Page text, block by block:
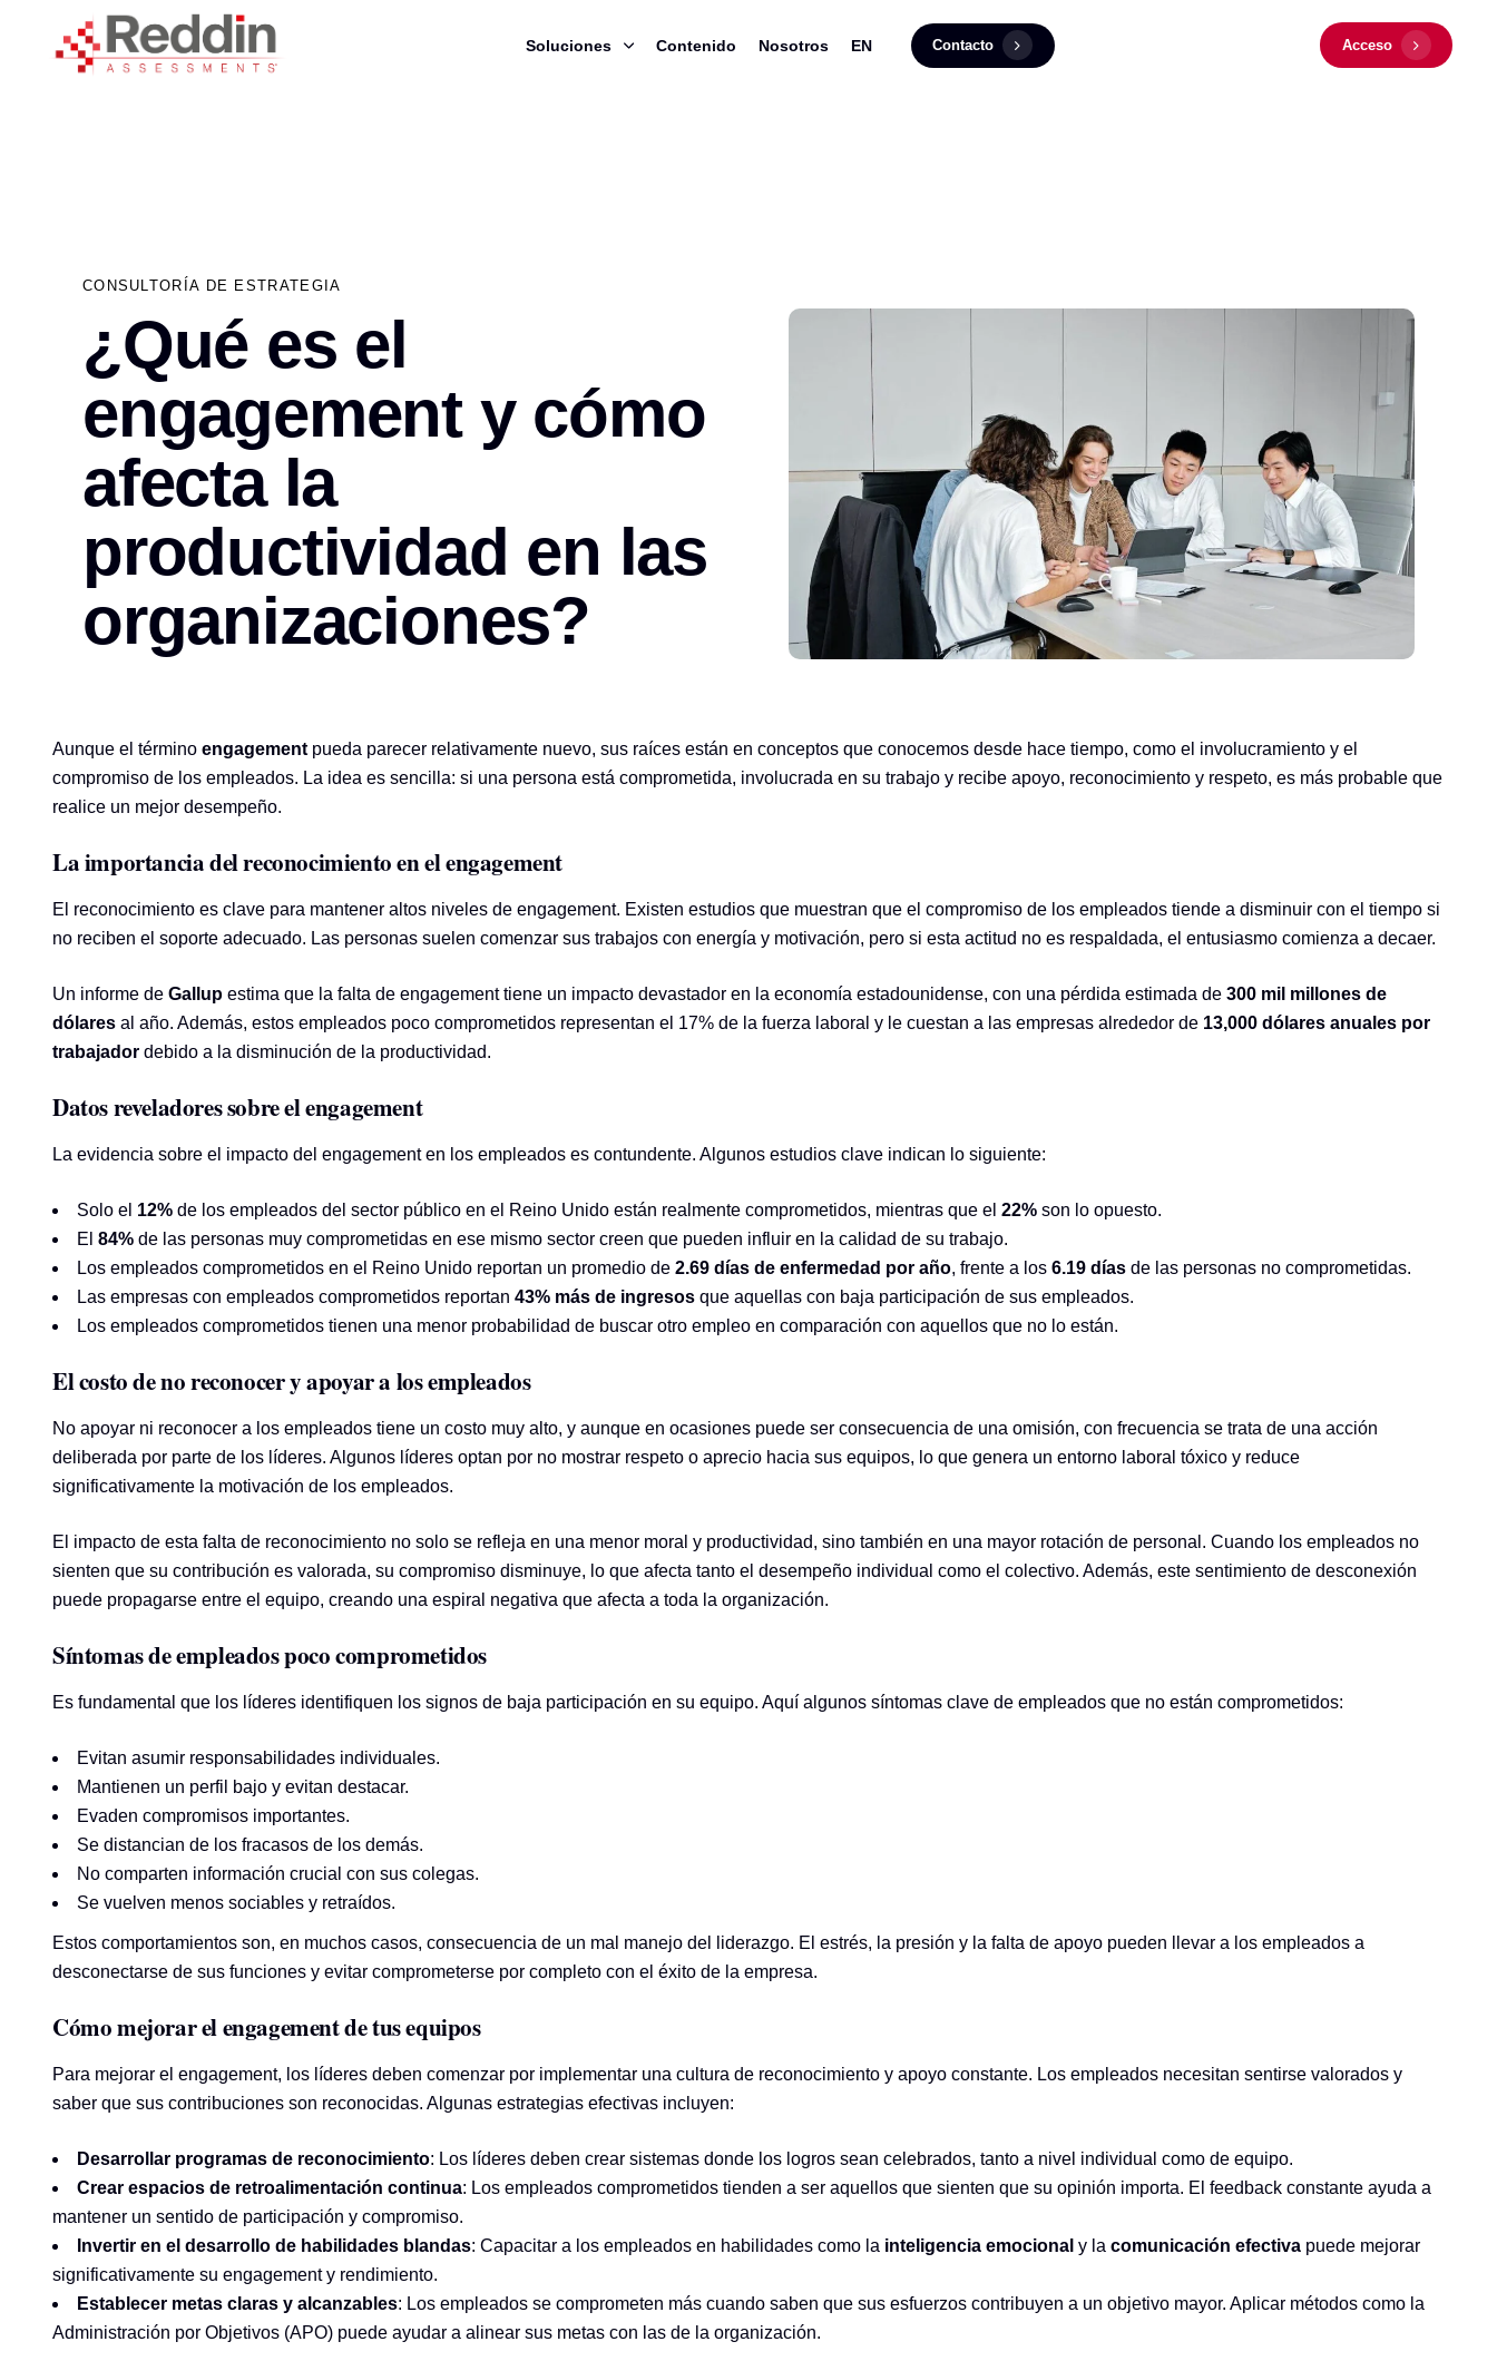
navigation
Soluciones Contenido Nosotros EN Contacto Acceso
CONSULTORÍA DE ESTRATEGIA
¿Qué es el
engagement y cómo
afecta la
productividad en las
organizaciones?
Aunque el término engagement pueda parecer relativamente nuevo, sus raíces están en conceptos que conocemos desde hace tiempo, como el involucramiento y el
compromiso de los empleados. La idea es sencilla: si una persona está comprometida, involucrada en su trabajo y recibe apoyo, reconocimiento y respeto, es más probable que
realice un mejor desempeño.
La importancia del reconocimiento en el engagement
El reconocimiento es clave para mantener altos niveles de engagement. Existen estudios que muestran que el compromiso de los empleados tiende a disminuir con el tiempo si
no reciben el soporte adecuado. Las personas suelen comenzar sus trabajos con energía y motivación, pero si esta actitud no es respaldada, el entusiasmo comienza a decaer.
Un informe de Gallup estima que la falta de engagement tiene un impacto devastador en la economía estadounidense, con una pérdida estimada de 300 mil millones de
dólares al año. Además, estos empleados poco comprometidos representan el 17% de la fuerza laboral y le cuestan a las empresas alrededor de 13,000 dólares anuales por
trabajador debido a la disminución de la productividad.
Datos reveladores sobre el engagement
La evidencia sobre el impacto del engagement en los empleados es contundente. Algunos estudios clave indican lo siguiente:
Solo el 12% de los empleados del sector público en el Reino Unido están realmente comprometidos, mientras que el 22% son lo opuesto.
El 84% de las personas muy comprometidas en ese mismo sector creen que pueden influir en la calidad de su trabajo.
Los empleados comprometidos en el Reino Unido reportan un promedio de 2.69 días de enfermedad por año, frente a los 6.19 días de las personas no comprometidas.
Las empresas con empleados comprometidos reportan 43% más de ingresos que aquellas con baja participación de sus empleados.
Los empleados comprometidos tienen una menor probabilidad de buscar otro empleo en comparación con aquellos que no lo están.
El costo de no reconocer y apoyar a los empleados
No apoyar ni reconocer a los empleados tiene un costo muy alto, y aunque en ocasiones puede ser consecuencia de una omisión, con frecuencia se trata de una acción
deliberada por parte de los líderes. Algunos líderes optan por no mostrar respeto o aprecio hacia sus equipos, lo que genera un entorno laboral tóxico y reduce
significativamente la motivación de los empleados.
El impacto de esta falta de reconocimiento no solo se refleja en una menor moral y productividad, sino también en una mayor rotación de personal. Cuando los empleados no
sienten que su contribución es valorada, su compromiso disminuye, lo que afecta tanto el desempeño individual como el colectivo. Además, este sentimiento de desconexión
puede propagarse entre el equipo, creando una espiral negativa que afecta a toda la organización.
Síntomas de empleados poco comprometidos
Es fundamental que los líderes identifiquen los signos de baja participación en su equipo. Aquí algunos síntomas clave de empleados que no están comprometidos:
Evitan asumir responsabilidades individuales.
Mantienen un perfil bajo y evitan destacar.
Evaden compromisos importantes.
Se distancian de los fracasos de los demás.
No comparten información crucial con sus colegas.
Se vuelven menos sociables y retraídos.
Estos comportamientos son, en muchos casos, consecuencia de un mal manejo del liderazgo. El estrés, la presión y la falta de apoyo pueden llevar a los empleados a
desconectarse de sus funciones y evitar comprometerse por completo con el éxito de la empresa.
Cómo mejorar el engagement de tus equipos
Para mejorar el engagement, los líderes deben comenzar por implementar una cultura de reconocimiento y apoyo constante. Los empleados necesitan sentirse valorados y
saber que sus contribuciones son reconocidas. Algunas estrategias efectivas incluyen:
Desarrollar programas de reconocimiento: Los líderes deben crear sistemas donde los logros sean celebrados, tanto a nivel individual como de equipo.
Crear espacios de retroalimentación continua: Los empleados comprometidos tienden a ser aquellos que sienten que su opinión importa. El feedback constante ayuda a
mantener un sentido de participación y compromiso.
Invertir en el desarrollo de habilidades blandas: Capacitar a los empleados en habilidades como la inteligencia emocional y la comunicación efectiva puede mejorar
significativamente su engagement y rendimiento.
Establecer metas claras y alcanzables: Los empleados se comprometen más cuando saben que sus esfuerzos contribuyen a un objetivo mayor. Aplicar métodos como la
Administración por Objetivos (APO) puede ayudar a alinear sus metas con las de la organización.